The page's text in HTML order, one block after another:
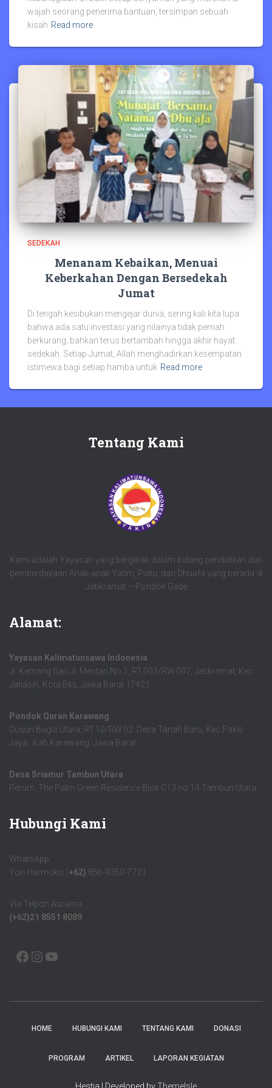
wajah seorang penerima bantuan, tersimpan sebuah
kisah Read more
SEDEKAH
Menanam Kebaikan, Menuai
Keberkahan Dengan Bersedekah
Jumat
Di tengah kesibukan mengejar dunia, sering kali kita lupa
bahwa ada satu investasi yang nilainya tidak pernah
berkurang, bahkan terus bertambah hingga akhir hayat:
sedekah. Setiap Jumat, Allah menghadirkan kesempatan
istimewa bagi setiap hamba untuk Read more
Tentang Kami
Kami adalah Yayasan yang bergerak dalam bidang pendidikan dan
pemberdayaan Anak-anak Yatim, Piatu, dan Dhuafa yang berada di
Jatikramat – Pondok Gede
Alamat:
Yayasan Kalimatunsawa Indonesia
Jl. Kemang Sari Jl. Mentari No.1, RT.003/RW.007, Jatikramat, Kec.
Jatiasih, Kota Bks, Jawa Barat 17421
Pondok Quran Karawang
Dusun Bugis Utara, RT.10/RW.02. Desa Tanah Baru, Kec.Pakis
Jaya, Kab.Karawang, Jawa Barat
Desa Sriamur Tambun Utara
Perum. The Palm Green Residence Blok C13 no 14 Tambun Utara
Hubungi Kami
WhatsApp
Yori Harmoko (+62) 856-9350-7721
Via Telpon Asrama
(+62)21 8551 8089
HOME HUBUNGI KAMI TENTANG KAMI DONASI
PROGRAM ARTIKEL LAPORAN KEGIATAN